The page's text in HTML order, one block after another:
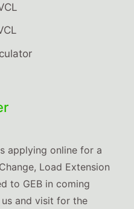
applying online for a
Load Extension
to GEB in coming
and visit for the